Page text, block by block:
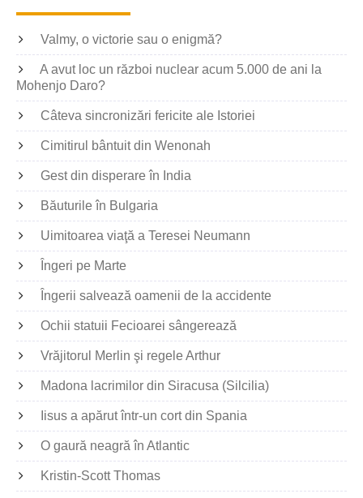
Valmy, o victorie sau o enigmă?
A avut loc un război nuclear acum 5.000 de ani la
Mohenjo Daro?
Câteva sincronizări fericite ale Istoriei
Cimitirul bântuit din Wenonah
Gest din disperare în India
Băuturile în Bulgaria
Uimitoarea viaţă a Teresei Neumann
Îngeri pe Marte
Îngerii salvează oamenii de la accidente
Ochii statuii Fecioarei sângerează
Vrăjitorul Merlin şi regele Arthur
Madona lacrimilor din Siracusa (Silcilia)
Iisus a apărut într-un cort din Spania
O gaură neagră în Atlantic
Kristin-Scott Thomas